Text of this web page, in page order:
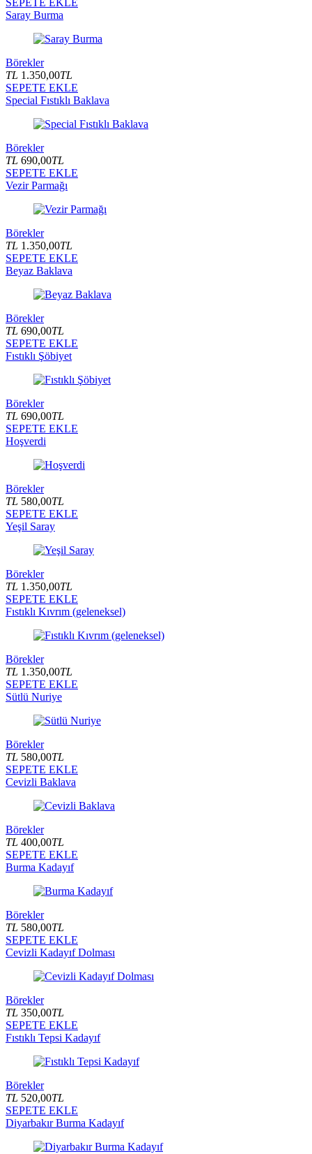
SEPETE EKLE
Saray Burma
Börekler
TL 1.350,00TL
SEPETE EKLE
Special Fıstıklı Baklava
Börekler
TL 690,00TL
SEPETE EKLE
Vezir Parmağı
Börekler
TL 1.350,00TL
SEPETE EKLE
Beyaz Baklava
Börekler
TL 690,00TL
SEPETE EKLE
Fıstıklı Şöbiyet
Börekler
TL 690,00TL
SEPETE EKLE
Hoşverdi
Börekler
TL 580,00TL
SEPETE EKLE
Yeşil Saray
Börekler
TL 1.350,00TL
SEPETE EKLE
Fıstıklı Kıvrım (geleneksel)
Börekler
TL 1.350,00TL
SEPETE EKLE
Sütlü Nuriye
Börekler
TL 580,00TL
SEPETE EKLE
Cevizli Baklava
Börekler
TL 400,00TL
SEPETE EKLE
Burma Kadayıf
Börekler
TL 580,00TL
SEPETE EKLE
Cevizli Kadayıf Dolması
Börekler
TL 350,00TL
SEPETE EKLE
Fıstıklı Tepsi Kadayıf
Börekler
TL 520,00TL
SEPETE EKLE
Diyarbakır Burma Kadayıf